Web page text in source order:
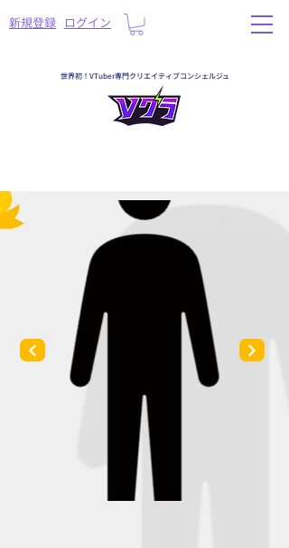
​新規登録 ログイン
世界初！VTuber専門クリエイティブコンシェルジュ